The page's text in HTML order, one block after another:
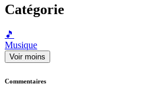
Catégorie
🎵
Musique
Voir moins
Commentaires